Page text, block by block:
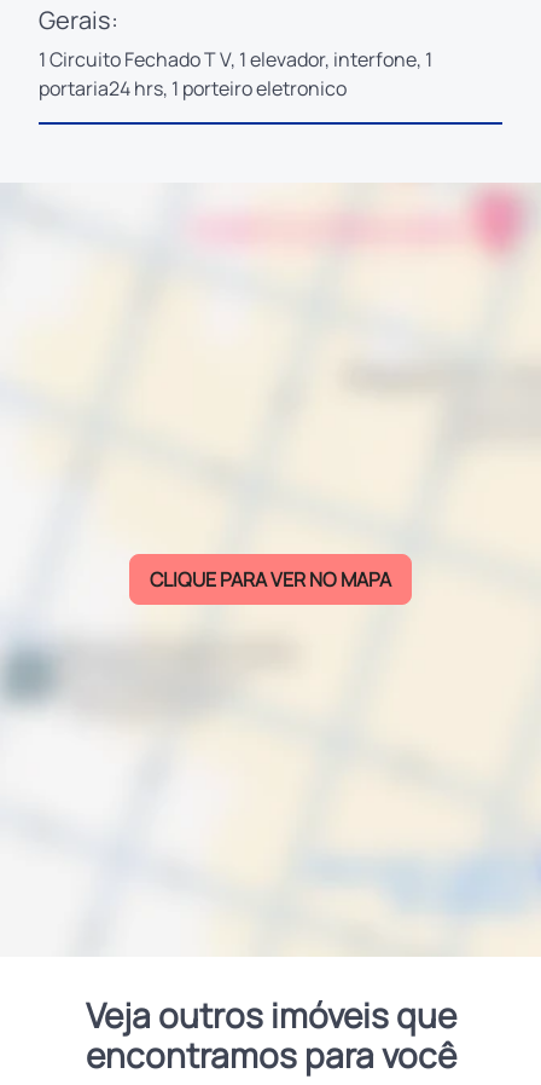
Gerais:
1 Circuito Fechado T V, 1 elevador, interfone, 1
portaria24 hrs, 1 porteiro eletronico
CLIQUE PARA VER NO MAPA
Veja outros imóveis que
encontramos para você